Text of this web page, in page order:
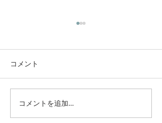
これからお会いする方に
向けて
コメント
コメントを追加…